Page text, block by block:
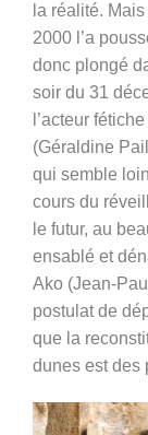
la réalité.
2000 l’a
donc plongé
soir du 31
l’acteur
(Géraldine
qui semble
cours du
le futur, au
ensablé et
Ako (Jean-
postulat de
que la
dunes est des